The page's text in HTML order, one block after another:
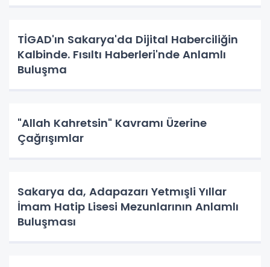
TİGAD'ın Sakarya'da Dijital Haberciliğin
Kalbinde. Fısıltı Haberleri'nde Anlamlı
Buluşma
"Allah Kahretsin" Kavramı Üzerine
Çağrışımlar
Sakarya da, Adapazarı Yetmışli Yıllar
İmam Hatip Lisesi Mezunlarının Anlamlı
Buluşması